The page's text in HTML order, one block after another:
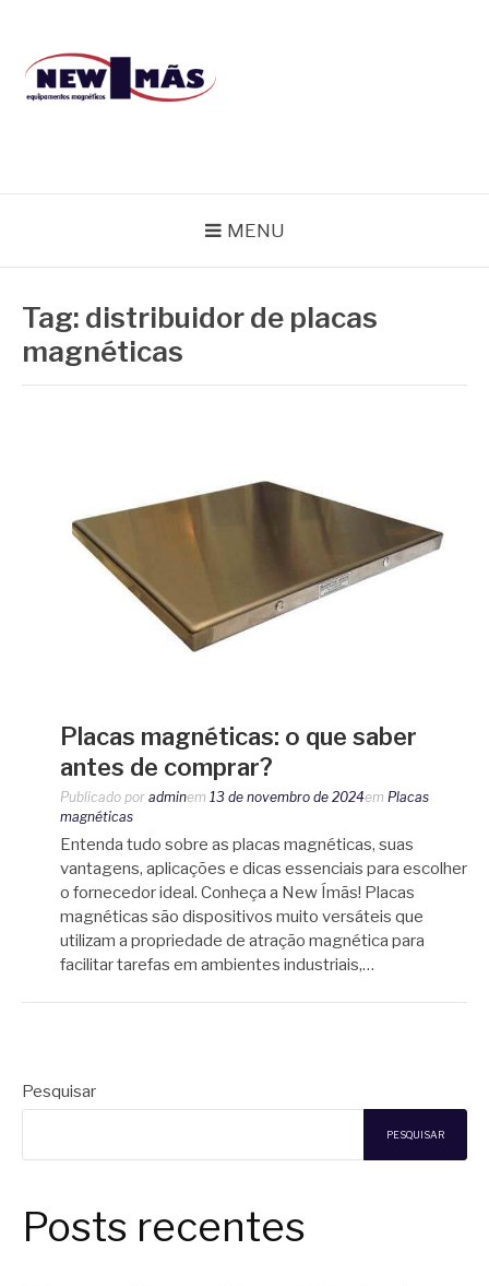
conteúdo
MENU
Tag: distribuidor de placas
magnéticas
Placas magnéticas: o que saber
antes de comprar?
Publicado por adminem 13 de novembro de 2024em Placas
magnéticas
Entenda tudo sobre as placas magnéticas, suas
vantagens, aplicações e dicas essenciais para escolher
o fornecedor ideal. Conheça a New Ímãs! Placas
magnéticas são dispositivos muito versáteis que
utilizam a propriedade de atração magnética para
facilitar tarefas em ambientes industriais,…
Pesquisar
PESQUISAR
Posts recentes